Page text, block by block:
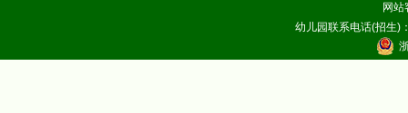
网
幼儿园联系电话(招生)